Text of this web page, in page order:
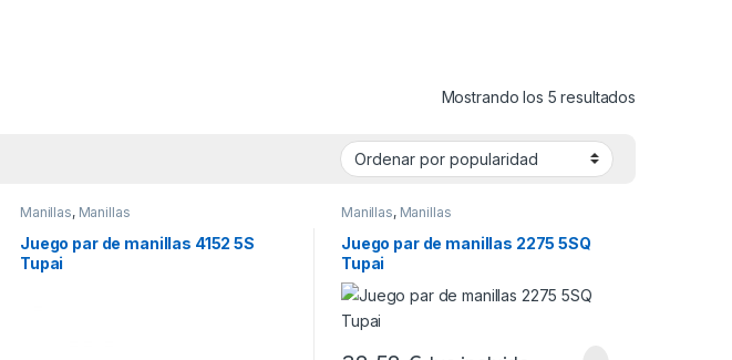
Mostrando los 5 resultados
Manillas, Manillas
Juego par de manillas 4152 5S
Tupai
Manillas, Manillas
Juego par de manillas 2275 5SQ
Tupai